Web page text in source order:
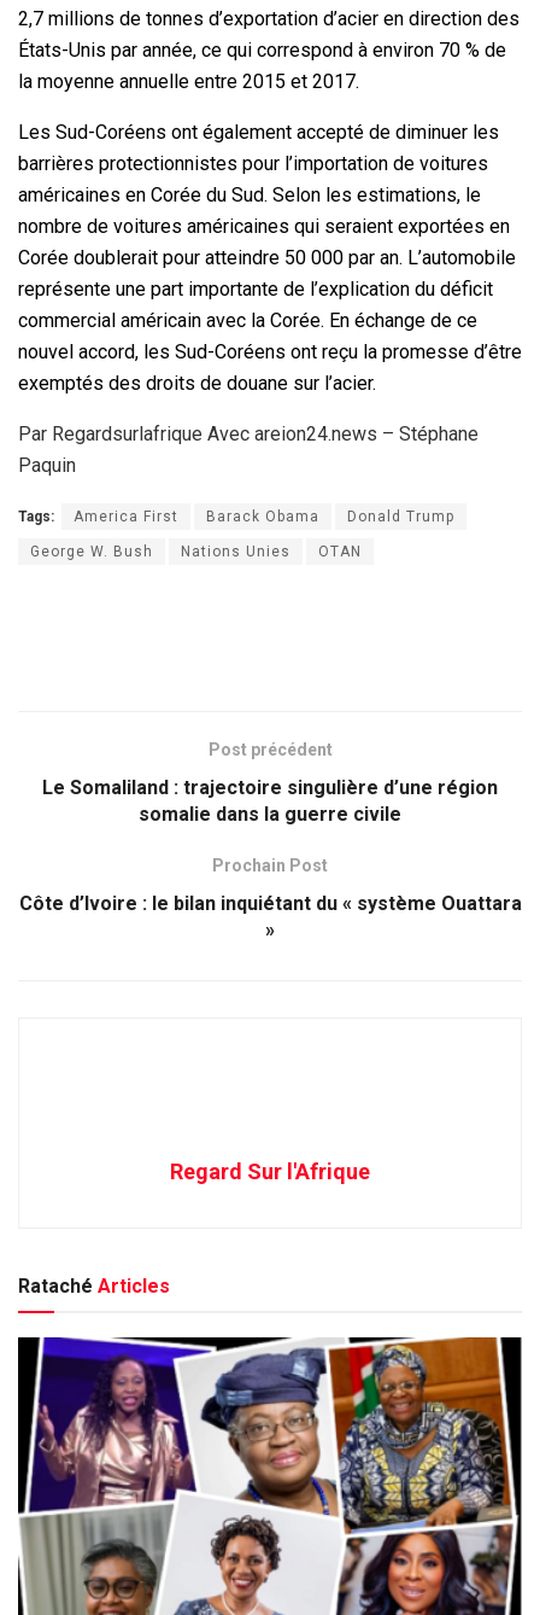
2,7 millions de tonnes d’exportation d’acier en direction des
États-Unis par année, ce qui correspond à environ 70 % de
la moyenne annuelle entre 2015 et 2017.
Les Sud-Coréens ont également accepté de diminuer les
barrières protectionnistes pour l’importation de voitures
américaines en Corée du Sud. Selon les estimations, le
nombre de voitures américaines qui seraient exportées en
Corée doublerait pour atteindre 50 000 par an. L’automobile
représente une part importante de l’explication du déficit
commercial américain avec la Corée. En échange de ce
nouvel accord, les Sud-Coréens ont reçu la promesse d’être
exemptés des droits de douane sur l’acier.
Par Regardsurlafrique Avec areion24.news – Stéphane
Paquin
Tags: America First Barack Obama Donald Trump
George W. Bush Nations Unies OTAN
Post précédent
Le Somaliland : trajectoire singulière d’une région
somalie dans la guerre civile
Prochain Post
Côte d’Ivoire : le bilan inquiétant du « système Ouattara
»
Regard Sur l'Afrique
Rataché Articles